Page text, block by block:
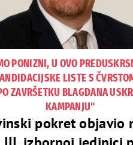
PONIZNI, U OVO
LISTE S
ZAVRŠETKU BLAGDANA
KAMPANJU"
pokret objavio